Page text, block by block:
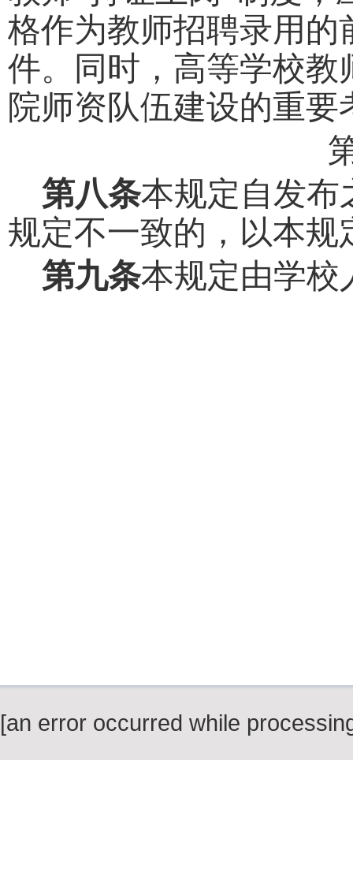
格作为教师招聘录用的
件。同时， 高等学校教
院师资队伍建设的重要
第八条本规定自发布
规定不一致的，以本规
第九条本规定由学校
[an error occurred while